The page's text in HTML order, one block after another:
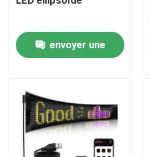
Produits
Vidéos
Le spectacle VR
envoyer une